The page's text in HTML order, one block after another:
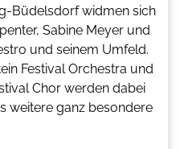
Büdelsdorf widmen sich
Sabine Meyer und
und seinem Umfeld.
Festival Orchestra und
Chor werden dabei
weitere ganz besondere